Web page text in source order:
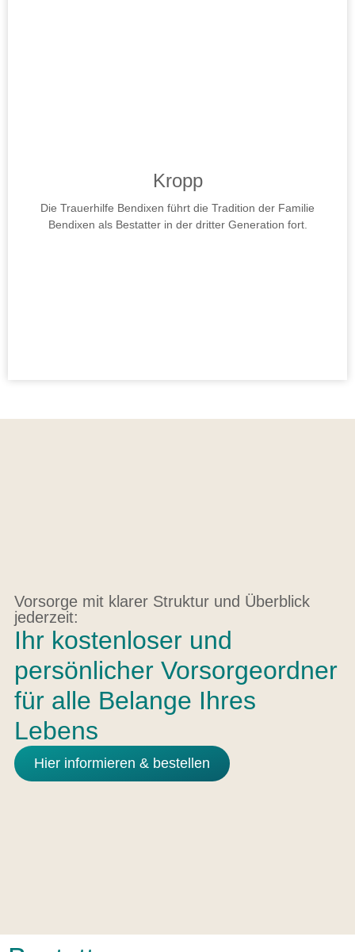
Kropp
Die Trauerhilfe Bendixen führt die Tradition der Familie
Bendixen als Bestatter in der dritter Generation fort.
Vorsorge mit klarer Struktur und Überblick
jederzeit:
Ihr kostenloser und
persönlicher Vorsorgeordner
für alle Belange Ihres
Lebens
Hier informieren & bestellen